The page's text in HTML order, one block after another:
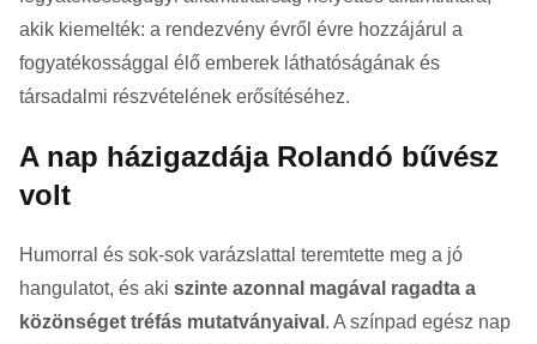
akik kiemelték: a rendezvény évről évre hozzájárul a
fogyatékossággal élő emberek láthatóságának és
társadalmi részvételének erősítéséhez.
A nap házigazdája Rolandó bűvész
volt
Humorral és sok-sok varázslattal teremtette meg a jó
hangulatot, és aki szinte azonnal magával ragadta a
közönséget tréfás mutatványaival . A színpad egész nap